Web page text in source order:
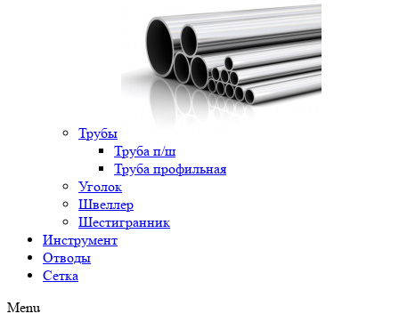
Трубы
Труба п/ш
Труба профильная
Уголок
Швеллер
Шестигранник
Инструмент
Отводы
Сетка
Menu